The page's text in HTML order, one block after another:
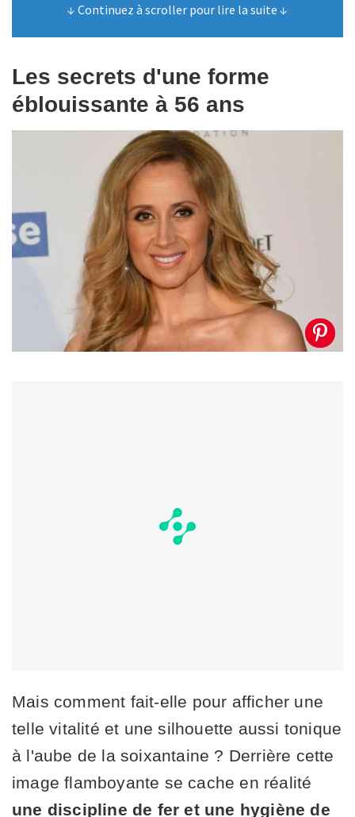
↓ Continuez à scroller pour lire la suite ↓
Les secrets d'une forme
éblouissante à 56 ans
Mais comment fait-elle pour afficher une
telle vitalité et une silhouette aussi tonique
à l'aube de la soixantaine ? Derrière cette
image flamboyante se cache en réalité
une discipline de fer et une hygiène de